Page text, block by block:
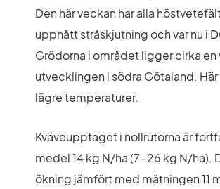
Den här veckan har alla
uppnått stråskjutning och var nu i
Grödorna i området ligger cirka
utvecklingen i södra Götaland.
lägre temperaturer.
Kväveupptaget i nollrutorna är
medel 14 kg N/ha (7-26 kg N/ha).
ökning jämfört med mätningen 11